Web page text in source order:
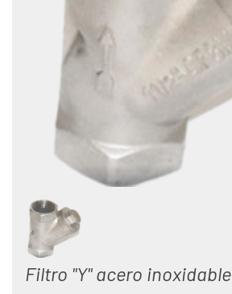
Filtro "Y" acero inoxidable